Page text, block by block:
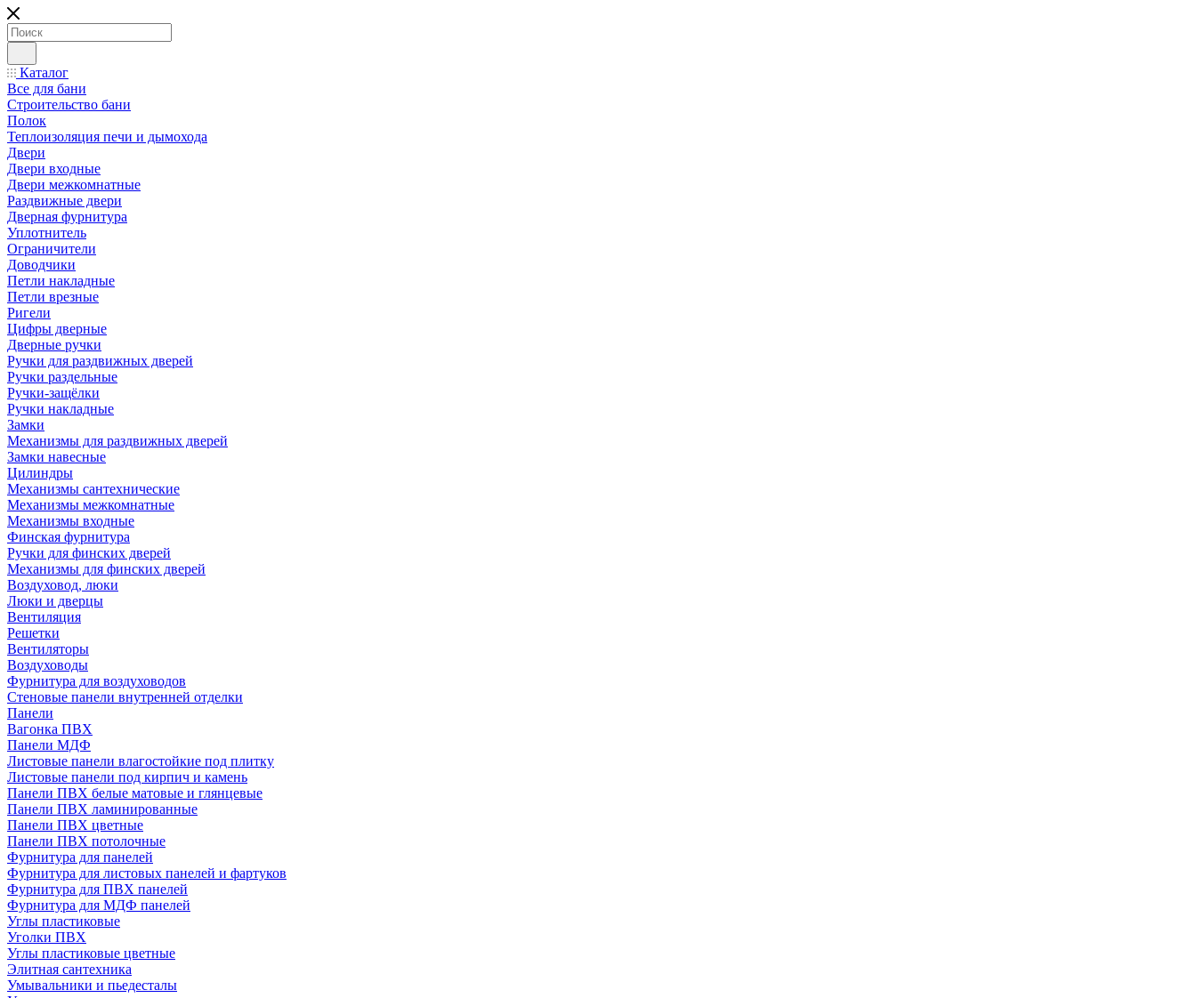
Каталог
Все для бани
Строительство бани
Полок
Теплоизоляция печи и дымохода
Двери
Двери входные
Двери межкомнатные
Раздвижные двери
Дверная фурнитура
Уплотнитель
Ограничители
Доводчики
Петли накладные
Петли врезные
Ригели
Цифры дверные
Дверные ручки
Ручки для раздвижных дверей
Ручки раздельные
Ручки-защёлки
Ручки накладные
Замки
Механизмы для раздвижных дверей
Замки навесные
Цилиндры
Механизмы сантехнические
Механизмы межкомнатные
Механизмы входные
Финская фурнитура
Ручки для финских дверей
Механизмы для финских дверей
Воздуховод, люки
Люки и дверцы
Вентиляция
Решетки
Вентиляторы
Воздуховоды
Фурнитура для воздуховодов
Стеновые панели внутренней отделки
Панели
Вагонка ПВХ
Панели МДФ
Листовые панели влагостойкие под плитку
Листовые панели под кирпич и камень
Панели ПВХ белые матовые и глянцевые
Панели ПВХ ламинированные
Панели ПВХ цветные
Панели ПВХ потолочные
Фурнитура для панелей
Фурнитура для листовых панелей и фартуков
Фурнитура для ПВХ панелей
Фурнитура для МДФ панелей
Углы пластиковые
Уголки ПВХ
Углы пластиковые цветные
Элитная сантехника
Умывальники и пьедесталы